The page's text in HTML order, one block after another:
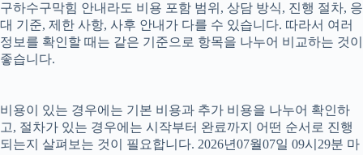
구하수구막힘 안내라도 비용 포함 범위, 상담 방식, 진행 절차, 응
대 기준, 제한 사항, 사후 안내가 다를 수 있습니다. 따라서 여러
정보를 확인할 때는 같은 기준으로 항목을 나누어 비교하는 것이
좋습니다.
비용이 있는 경우에는 기본 비용과 추가 비용을 나누어 확인하
고, 절차가 있는 경우에는 시작부터 완료까지 어떤 순서로 진행
되는지 살펴보는 것이 필요합니다. 2026년07월07일 09시29분 마